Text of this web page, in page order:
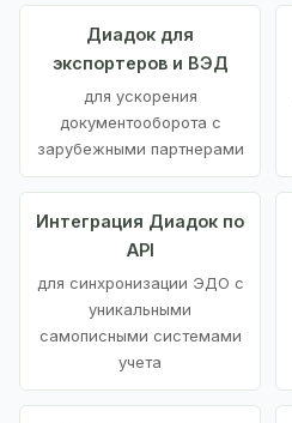
Диадок для
экспортеров и ВЭД
для ускорения
документооборота с
зарубежными партнерами
Интеграция Диадок по
API
для синхронизации ЭДО с
уникальными
самописными системами
учета